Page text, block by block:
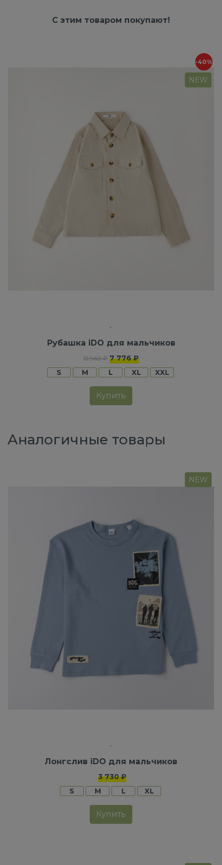
С этим товаром покупают!
-40%
NEW
Рубашка iDO для мальчиков
12 960 ₽ 7 776 ₽
S
M L XL XXL
Купить
Аналогичные товары
NEW
Лонгслив iDO для мальчиков
3 730 ₽
S
M L XL
Купить